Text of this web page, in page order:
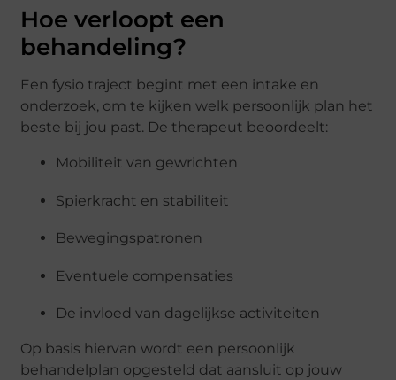
Hoe verloopt een
behandeling?
Een fysio traject begint met een intake en
onderzoek, om te kijken welk persoonlijk plan het
beste bij jou past. De therapeut beoordeelt:
Mobiliteit van gewrichten
Spierkracht en stabiliteit
Bewegingspatronen
Eventuele compensaties
De invloed van dagelijkse activiteiten
Op basis hiervan wordt een persoonlijk
behandelplan opgesteld dat aansluit op jouw